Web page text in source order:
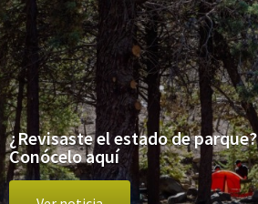
¿Revisaste el estado de parque?
Conócelo aquí